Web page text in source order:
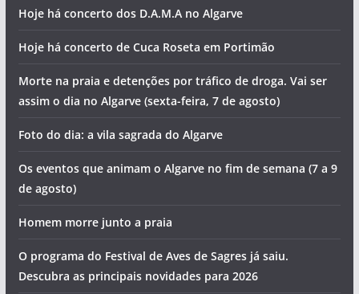
Hoje há concerto dos D.A.M.A no Algarve
Hoje há concerto de Cuca Roseta em Portimão
Morte na praia e detenções por tráfico de droga. Vai ser
assim o dia no Algarve (sexta-feira, 7 de agosto)
Foto do dia: a vila sagrada do Algarve
Os eventos que animam o Algarve no fim de semana (7 a 9
de agosto)
Homem morre junto a praia
O programa do Festival de Aves de Sagres já saiu.
Descubra as principais novidades para 2026